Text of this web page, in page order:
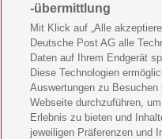
-übermittlung
Mit Klick auf „Alle
Deutsche Post AG alle
Daten auf Ihrem Endgerät
Diese Technologien
Auswertungen zu Besuchen
Webseite durchzuführen,
Erlebnis zu bieten und
jeweiligen Präferenzen und